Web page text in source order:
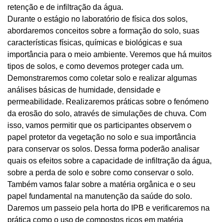
retenção e de infiltração da água.
Durante o estágio no laboratório de física dos solos,
abordaremos conceitos sobre a formação do solo, suas
características físicas, químicas e biológicas e sua
importância para o meio ambiente. Veremos que há muitos
tipos de solos, e como devemos proteger cada um.
Demonstraremos como coletar solo e realizar algumas
análises básicas de humidade, densidade e
permeabilidade. Realizaremos práticas sobre o fenómeno
da erosão do solo, através de simulações de chuva. Com
isso, vamos permitir que os participantes observem o
papel protetor da vegetação no solo e sua importância
para conservar os solos. Dessa forma poderão analisar
quais os efeitos sobre a capacidade de infiltração da água,
sobre a perda de solo e sobre como conservar o solo.
Também vamos falar sobre a matéria orgânica e o seu
papel fundamental na manutenção da saúde do solo.
Daremos um passeio pela horta do IPB e verificaremos na
prática como o uso de compostos ricos em matéria